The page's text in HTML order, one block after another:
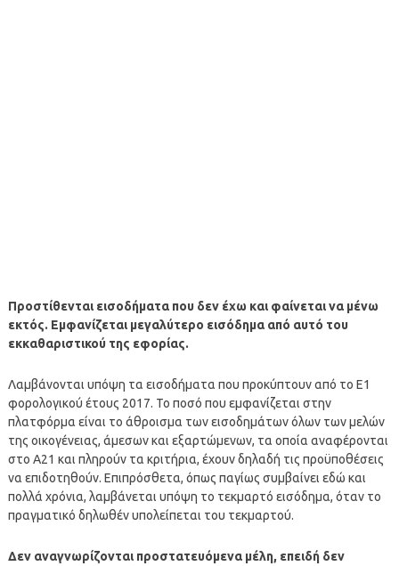
Προστίθενται εισοδήματα που δεν έχω και φαίνεται να μένω
εκτός. Εμφανίζεται μεγαλύτερο εισόδημα από αυτό του
εκκαθαριστικού της εφορίας.
Λαμβάνονται υπόψη τα εισοδήματα που προκύπτουν από το Ε1
φορολογικού έτους 2017. Το ποσό που εμφανίζεται στην
πλατφόρμα είναι το άθροισμα των εισοδημάτων όλων των μελών
της οικογένειας, άμεσων και εξαρτώμενων, τα οποία αναφέρονται
στο Α21 και πληρούν τα κριτήρια, έχουν δηλαδή τις προϋποθέσεις
να επιδοτηθούν. Επιπρόσθετα, όπως παγίως συμβαίνει εδώ και
πολλά χρόνια, λαμβάνεται υπόψη το τεκμαρτό εισόδημα, όταν το
πραγματικό δηλωθέν υπολείπεται του τεκμαρτού.
Δεν αναγνωρίζονται προστατευόμενα μέλη, επειδή δεν